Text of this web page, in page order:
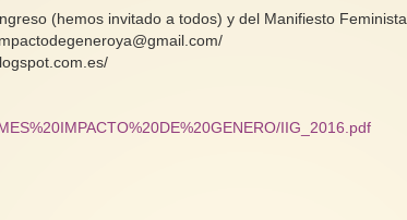
(hemos invitado a todos) y del Manifiesto Feminista
IIG_2016.pdf